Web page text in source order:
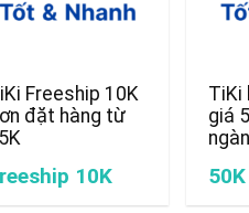
Freeship 10K
đặt hàng từ
10K
TiKi
giá
50K